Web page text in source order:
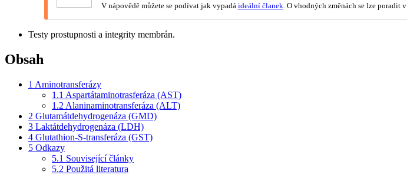
V nápovědě můžete se podívat jak vypadá ideální članek . O vhodných změnách se lze poradit v
Testy prostupnosti a integrity membrán.
Obsah
1 Aminotransferázy
1.1 Aspartátaminotrasferáza (AST)
1.2 Alaninaminotransferáza (ALT)
2 Glutamátdehydrogenáza (GMD)
3 Laktátdehydrogenáza (LDH)
4 Glutathion-S-transferáza (GST)
5 Odkazy
5.1 Související články
5.2 Použitá literatura